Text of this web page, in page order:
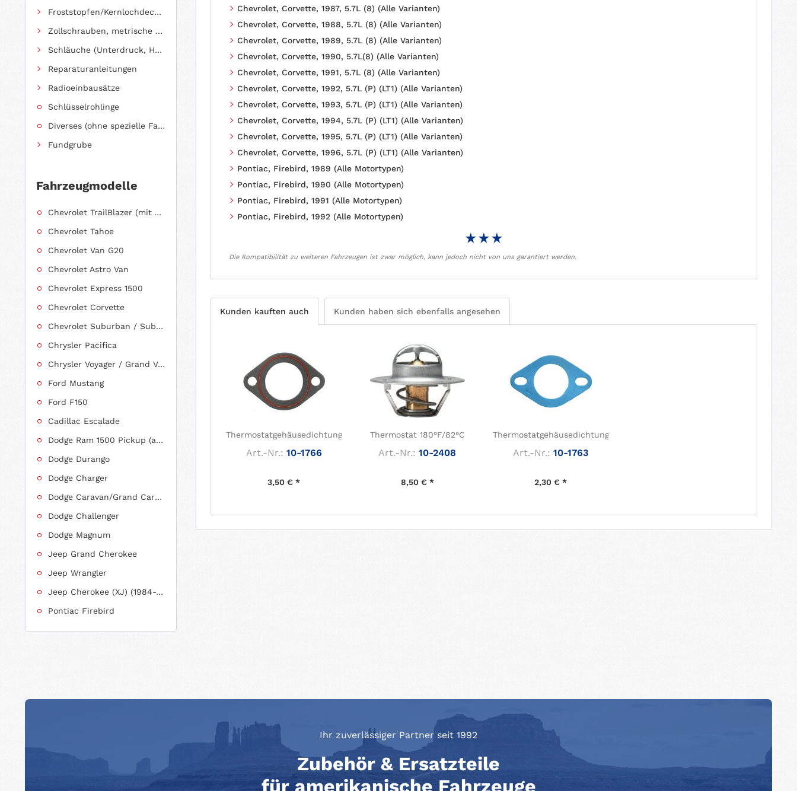
Froststopfen/Kernlochdeckel (nach Abmessung sortiert)
Zollschrauben, metrische Schauben, Stehbolzen
Schläuche (Unterdruck, Heizung, Kraftstoff usw.) und Zubehör
Reparaturanleitungen
Radioeinbausätze
Schlüsselrohlinge
Diverses (ohne spezielle Fahrzeugzuordnung)
Fundgrube
Fahrzeugmodelle
Chevrolet TrailBlazer (mit Allradantrieb)
Chevrolet Tahoe
Chevrolet Van G20
Chevrolet Astro Van
Chevrolet Express 1500
Chevrolet Corvette
Chevrolet Suburban / Suburban 1500
Chrysler Pacifica
Chrysler Voyager / Grand Voyager
Ford Mustang
Ford F150
Cadillac Escalade
Dodge Ram 1500 Pickup (ab 2011 siehe RAM)
Dodge Durango
Dodge Charger
Dodge Caravan/Grand Caravan
Dodge Challenger
Dodge Magnum
Jeep Grand Cherokee
Jeep Wrangler
Jeep Cherokee (XJ) (1984-2001)
Pontiac Firebird
Chevrolet, Corvette, 1987, 5.7L (8) (Alle Varianten)
Chevrolet, Corvette, 1988, 5.7L (8) (Alle Varianten)
Chevrolet, Corvette, 1989, 5.7L (8) (Alle Varianten)
Chevrolet, Corvette, 1990, 5.7L(8) (Alle Varianten)
Chevrolet, Corvette, 1991, 5.7L (8) (Alle Varianten)
Chevrolet, Corvette, 1992, 5.7L (P) (LT1) (Alle Varianten)
Chevrolet, Corvette, 1993, 5.7L (P) (LT1) (Alle Varianten)
Chevrolet, Corvette, 1994, 5.7L (P) (LT1) (Alle Varianten)
Chevrolet, Corvette, 1995, 5.7L (P) (LT1) (Alle Varianten)
Chevrolet, Corvette, 1996, 5.7L (P) (LT1) (Alle Varianten)
Pontiac, Firebird, 1989 (Alle Motortypen)
Pontiac, Firebird, 1990 (Alle Motortypen)
Pontiac, Firebird, 1991 (Alle Motortypen)
Pontiac, Firebird, 1992 (Alle Motortypen)
Die Kompatibilität zu weiteren Fahrzeugen ist zwar möglich, kann jedoch nicht von uns garantiert werden.
Kunden kauften auch Kunden haben sich ebenfalls angesehen
Thermostatgehäusedichtung
Art.-Nr.: 10-1766
3,50 € *
Thermostat 180°F/82°C
Art.-Nr.: 10-2408
8,50 € *
Thermostatgehäusedichtung
Art.-Nr.: 10-1763
2,30 € *
Ihr zuverlässiger Partner seit 1992
Zubehör & Ersatzteile
für amerikanische Fahrzeuge